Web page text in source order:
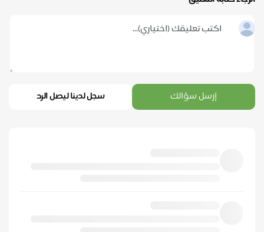
إرسل سؤالك سجل لدينا ليصل الرد